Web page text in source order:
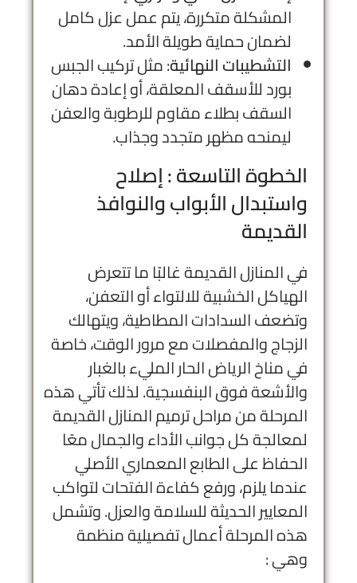
المشكلة متكررة، يتم عمل عزل كامل
لضمان حماية طويلة الأمد.
التشطيبات النهائية: مثل تركيب الجبس
بورد للأسقف المعلقة، أو إعادة دهان
السقف بطلاء مقاوم للرطوبة والعفن
ليمنحه مظهر متجدد وجذاب.
الخطوة التاسعة : إصلاح
واستبدال الأبواب والنوافذ
القديمة
في المنازل القديمة غالبًا ما تتعرض
الهياكل الخشبية للالتواء أو التعفن،
وتضعف السدادات المطاطية، ويتهالك
الزجاج والمفصلات مع مرور الوقت، خاصة
في مناخ الرياض الحار المليء بالغبار
والأشعة فوق البنفسجية. لذلك تأتي هذه
المرحلة من مراحل ترميم المنازل القديمة
لمعالجة كل جوانب الأداء والجمال معًا
الحفاظ على الطابع المعماري الأصلي
عندما يلزم، ورفع كفاءة الفتحات لتواكب
المعايير الحديثة للسلامة والعزل. وتشمل
هذه المرحلة أعمال تفصيلية منظمة
وهي :